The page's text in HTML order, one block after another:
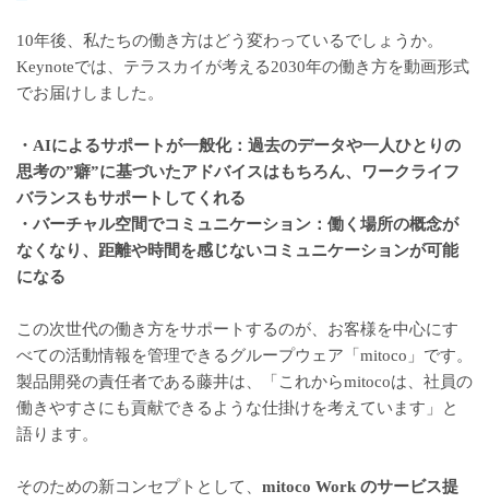
10年後、私たちの働き方はどう変わっているでしょうか。
Keynoteでは、テラスカイが考える2030年の働き方を動画形式
でお届けしました。
・AIによるサポートが一般化：過去のデータや一人ひとりの
思考の”癖”に基づいたアドバイスはもちろん、ワークライフ
バランスもサポートしてくれる
・バーチャル空間でコミュニケーション：働く場所の概念が
なくなり、距離や時間を感じないコミュニケーションが可能
になる
この次世代の働き方をサポートするのが、お客様を中心にす
べての活動情報を管理できるグループウェア「 mitoco 」です。
製品開発の責任者である藤井は、「これからmitocoは、社員の
働きやすさにも貢献できるような仕掛けを考えています」と
語ります。
そのための新コンセプトとして、 mitoco Work のサービス提